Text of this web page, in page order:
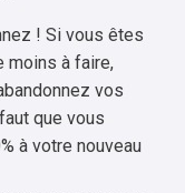
! Si vous êtes
moins à faire,
vos
que vous
à votre nouveau